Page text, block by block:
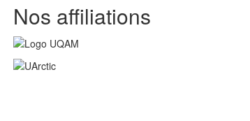
Nos affiliations